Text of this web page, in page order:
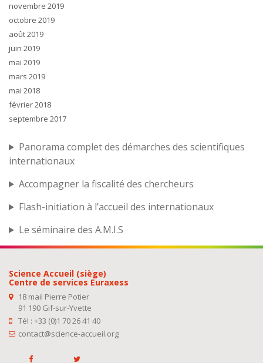
novembre 2019
octobre 2019
août 2019
juin 2019
mai 2019
mars 2019
mai 2018
février 2018
septembre 2017
Panorama complet des démarches des scientifiques
internationaux
Accompagner la fiscalité des chercheurs
Flash-initiation à l’accueil des internationaux
Le séminaire des A.M.I.S
Science Accueil (siège)
Centre de services Euraxess
18 mail Pierre Potier
91 190 Gif-sur-Yvette
Tél : +33 (0)1 70 26 41 40
contact@science-accueil.org